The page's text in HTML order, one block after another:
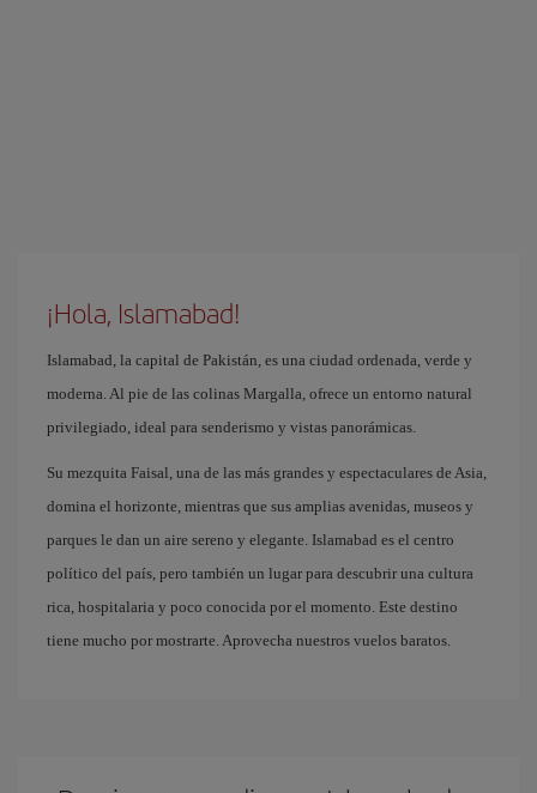
¡Hola, Islamabad!
Islamabad, la capital de Pakistán, es una ciudad ordenada, verde y
moderna. Al pie de las colinas Margalla, ofrece un entorno natural
privilegiado, ideal para senderismo y vistas panorámicas.
Su mezquita Faisal, una de las más grandes y espectaculares de Asia,
domina el horizonte, mientras que sus amplias avenidas, museos y
parques le dan un aire sereno y elegante. Islamabad es el centro
político del país, pero también un lugar para descubrir una cultura
rica, hospitalaria y poco conocida por el momento. Este destino
tiene mucho por mostrarte. Aprovecha nuestros vuelos baratos.